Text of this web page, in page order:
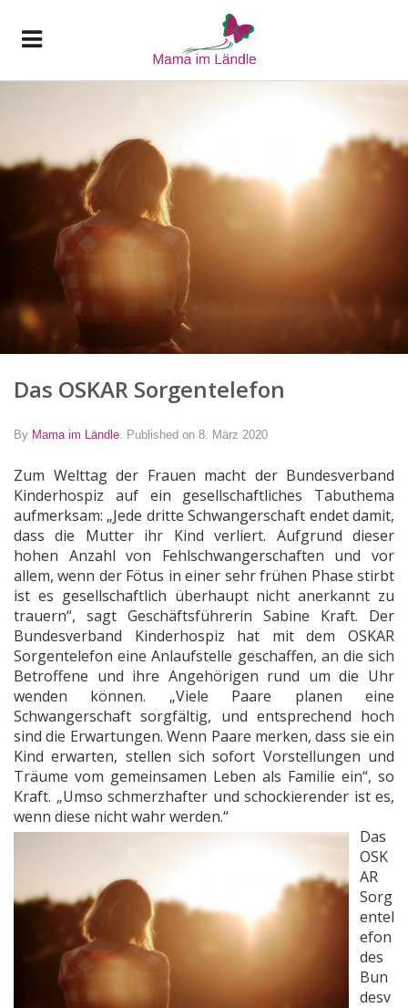
Das OSKAR Sorgentelefon
By Mama im Ländle Published on 8. März 2020
Zum Welttag der Frauen macht der Bundesverband
Kinderhospiz auf ein gesellschaftliches Tabuthema
aufmerksam: „Jede dritte Schwangerschaft endet damit,
dass die Mutter ihr Kind verliert. Aufgrund dieser
hohen Anzahl von Fehlschwangerschaften und vor
allem, wenn der Fötus in einer sehr frühen Phase stirbt
ist es gesellschaftlich überhaupt nicht anerkannt zu
trauern“, sagt Geschäftsführerin Sabine Kraft. Der
Bundesverband Kinderhospiz hat mit dem OSKAR
Sorgentelefon eine Anlaufstelle geschaffen, an die sich
Betroffene und ihre Angehörigen rund um die Uhr
wenden können. „Viele Paare planen eine
Schwangerschaft sorgfältig, und entsprechend hoch
sind die Erwartungen. Wenn Paare merken, dass sie ein
Kind erwarten, stellen sich sofort Vorstellungen und
Träume vom gemeinsamen Leben als Familie ein“, so
Kraft. „Umso schmerzhafter und schockierender ist es,
wenn diese nicht wahr werden.“
Das
OSK
AR
Sorg
entel
efon
des
Bun
desv